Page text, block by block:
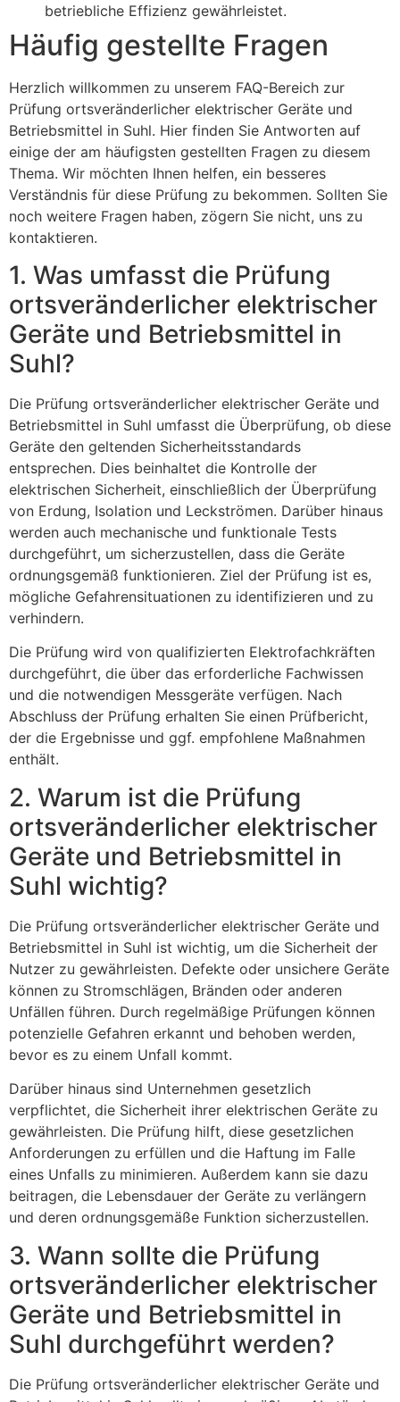
betriebliche Effizienz gewährleistet.
Häufig gestellte Fragen
Herzlich willkommen zu unserem FAQ-Bereich zur
Prüfung ortsveränderlicher elektrischer Geräte und
Betriebsmittel in Suhl. Hier finden Sie Antworten auf
einige der am häufigsten gestellten Fragen zu diesem
Thema. Wir möchten Ihnen helfen, ein besseres
Verständnis für diese Prüfung zu bekommen. Sollten Sie
noch weitere Fragen haben, zögern Sie nicht, uns zu
kontaktieren.
1. Was umfasst die Prüfung
ortsveränderlicher elektrischer
Geräte und Betriebsmittel in
Suhl?
Die Prüfung ortsveränderlicher elektrischer Geräte und
Betriebsmittel in Suhl umfasst die Überprüfung, ob diese
Geräte den geltenden Sicherheitsstandards
entsprechen. Dies beinhaltet die Kontrolle der
elektrischen Sicherheit, einschließlich der Überprüfung
von Erdung, Isolation und Leckströmen. Darüber hinaus
werden auch mechanische und funktionale Tests
durchgeführt, um sicherzustellen, dass die Geräte
ordnungsgemäß funktionieren. Ziel der Prüfung ist es,
mögliche Gefahrensituationen zu identifizieren und zu
verhindern.
Die Prüfung wird von qualifizierten Elektrofachkräften
durchgeführt, die über das erforderliche Fachwissen
und die notwendigen Messgeräte verfügen. Nach
Abschluss der Prüfung erhalten Sie einen Prüfbericht,
der die Ergebnisse und ggf. empfohlene Maßnahmen
enthält.
2. Warum ist die Prüfung
ortsveränderlicher elektrischer
Geräte und Betriebsmittel in
Suhl wichtig?
Die Prüfung ortsveränderlicher elektrischer Geräte und
Betriebsmittel in Suhl ist wichtig, um die Sicherheit der
Nutzer zu gewährleisten. Defekte oder unsichere Geräte
können zu Stromschlägen, Bränden oder anderen
Unfällen führen. Durch regelmäßige Prüfungen können
potenzielle Gefahren erkannt und behoben werden,
bevor es zu einem Unfall kommt.
Darüber hinaus sind Unternehmen gesetzlich
verpflichtet, die Sicherheit ihrer elektrischen Geräte zu
gewährleisten. Die Prüfung hilft, diese gesetzlichen
Anforderungen zu erfüllen und die Haftung im Falle
eines Unfalls zu minimieren. Außerdem kann sie dazu
beitragen, die Lebensdauer der Geräte zu verlängern
und deren ordnungsgemäße Funktion sicherzustellen.
3. Wann sollte die Prüfung
ortsveränderlicher elektrischer
Geräte und Betriebsmittel in
Suhl durchgeführt werden?
Die Prüfung ortsveränderlicher elektrischer Geräte und